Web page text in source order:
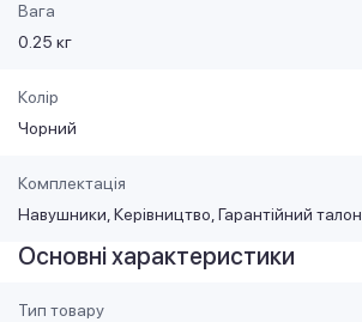
Вага
0.25 кг
Колір
Чорний
Комплектація
Навушники, Керівництво, Гарантійний талон
Основні характеристики
Тип товару